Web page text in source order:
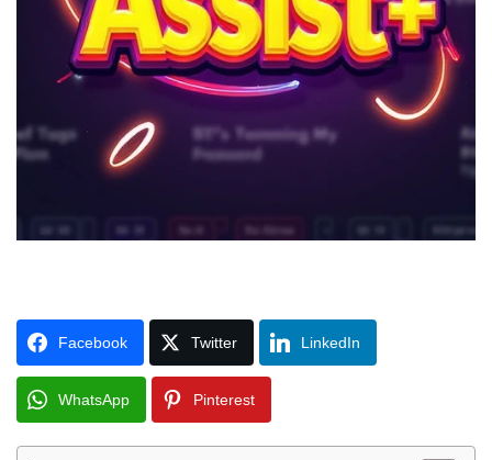
Facebook Twitter LinkedIn
WhatsApp Pinterest